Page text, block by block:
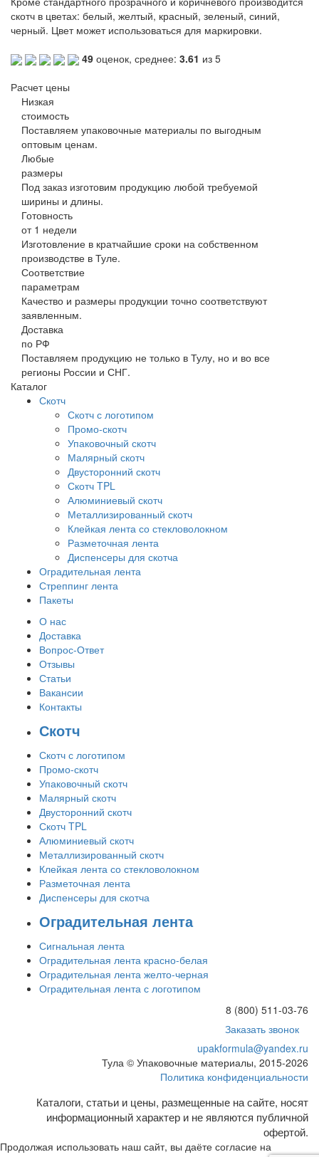
скотч в цветах: белый, желтый, красный, зеленый, синий,
черный. Цвет может использоваться для маркировки.
49 оценок, среднее: 3.61 из 5
Расчет цены
Низкая
стоимость
Поставляем упаковочные материалы по выгодным
оптовым ценам.
Любые
размеры
Под заказ изготовим продукцию любой требуемой
ширины и длины.
Готовность
от 1 недели
Изготовление в кратчайшие сроки на собственном
производстве в Туле.
Соответствие
параметрам
Качество и размеры продукции точно соответствуют
заявленным.
Доставка
по РФ
Поставляем продукцию не только в Тулу, но и во все
регионы России и СНГ.
Каталог
Скотч
Скотч с логотипом
Промо-скотч
Упаковочный скотч
Малярный скотч
Двусторонний скотч
Скотч TPL
Алюминиевый скотч
Металлизированный скотч
Клейкая лента со стекловолокном
Разметочная лента
Диспенсеры для скотча
Оградительная лента
Стреппинг лента
Пакеты
О нас
Доставка
Вопрос-Ответ
Отзывы
Статьи
Вакансии
Контакты
Скотч
Скотч с логотипом
Промо-скотч
Упаковочный скотч
Малярный скотч
Двусторонний скотч
Скотч TPL
Алюминиевый скотч
Металлизированный скотч
Клейкая лента со стекловолокном
Разметочная лента
Диспенсеры для скотча
Оградительная лента
Сигнальная лента
Оградительная лента красно-белая
Оградительная лента желто-черная
Оградительная лента с логотипом
8 (800) 511-03-76
Заказать звонок
upakformula@yandex.ru
Тула © Упаковочные материалы, 2015-2026
Политика конфиденциальности
Каталоги, статьи и цены, размещенные на сайте, носят
информационный характер и не являются публичной
офертой.
Продолжая использовать наш сайт, вы даёте согласие на